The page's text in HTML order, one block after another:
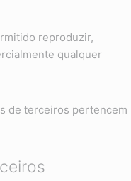
reproduzir,
qualquer
de terceiros pertencem